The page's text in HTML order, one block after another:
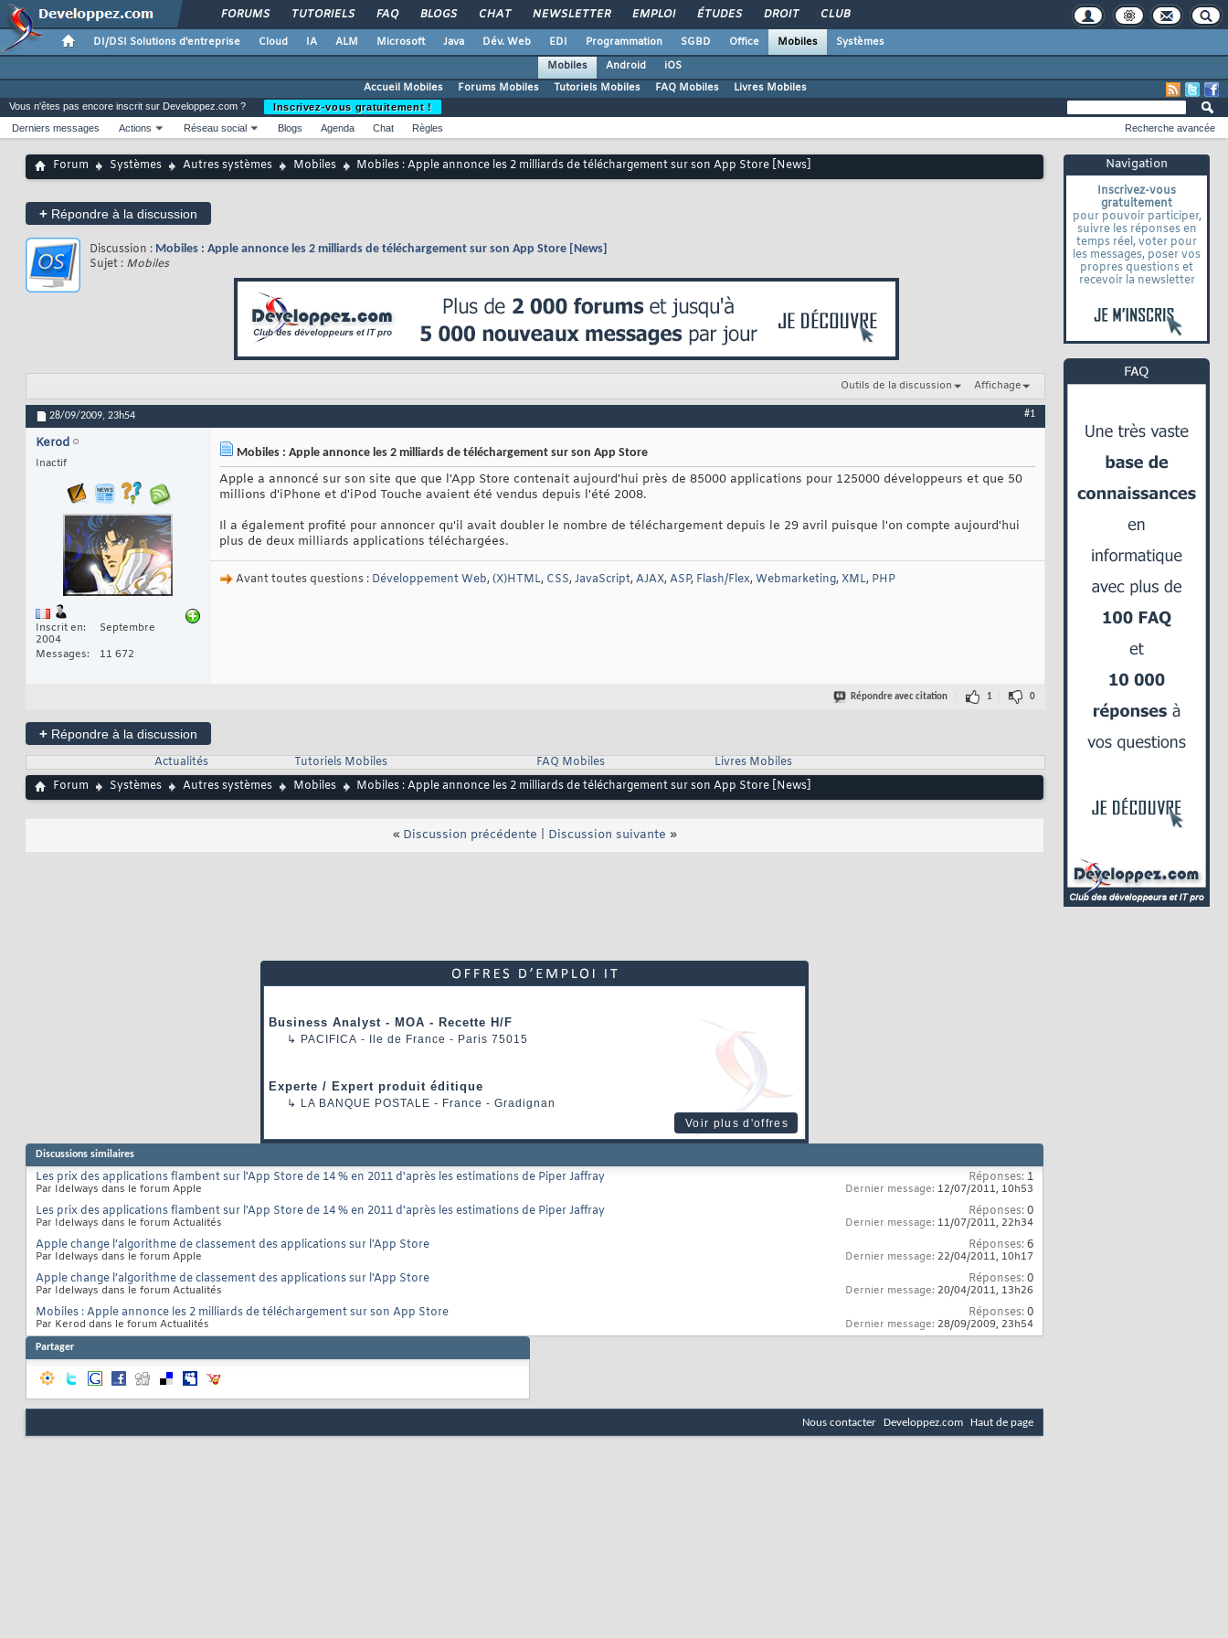
FORUMS TUTORIELS FAQ BLOGS CHAT NEWSLETTER EMPLOI ÉTUDES DROIT CLUB
DI/DSI Solutions d'entreprise Cloud IA ALM Microsoft Java Dév. Web EDI Programmation SGBD Office Mobiles
Systèmes
Mobiles
Android
iOS
Accueil Mobiles
Forums Mobiles Tutoriels Mobiles FAQ Mobiles Livres Mobiles
Navigation
Inscrivez-vous
gratuitement
pour pouvoir participer,
suivre les réponses en
temps réel, voter pour
les messages, poser vos
propres questions et
recevoir la newsletter
Vous n'êtes pas encore inscrit sur Developpez.com ?
Inscrivez-vous gratuitement !
Derniers messages
Actions Réseau social Blogs Agenda Chat Règles Recherche avancée
Forum Systèmes Autres systèmes Mobiles Mobiles : Apple annonce les 2 milliards de téléchargement sur son App Store [News]
+ Répondre à la discussion
Discussion : Mobiles : Apple annonce les 2 milliards de téléchargement sur son App Store [News]
Sujet : Mobiles
Outils de la discussion Affichage
28/09/2009, 23h54 #1
Kerod
Inactif
Inscrit en
Septembre
2004
Messages
11 672
Mobiles : Apple annonce les 2 milliards de téléchargement sur son App Store
Apple a annoncé sur son site que que l'App Store contenait aujourd'hui près de 85000 applications pour 125000 développeurs et que 50
millions d'iPhone et d'iPod Touche avaient été vendus depuis l'été 2008.
Il a également profité pour annoncer qu'il avait doubler le nombre de téléchargement depuis le 29 avril puisque l'on compte aujourd'hui
plus de deux milliards applications téléchargées.
Avant toutes questions : Développement Web, (X)HTML, CSS, JavaScript, AJAX, ASP, Flash/Flex, Webmarketing, XML, PHP
Répondre avec citation 1 0
+ Répondre à la discussion
Actualités
Tutoriels Mobiles FAQ Mobiles
Livres Mobiles
Forum
Systèmes Autres systèmes Mobiles Mobiles : Apple annonce les 2 milliards de téléchargement sur son App Store [News]
« Discussion précédente Discussion suivante »
Business Analyst - MOA - Recette H/F
↳ PACIFICA - Ile de France - Paris 75015
Experte / Expert produit éditique
↳ LA BANQUE POSTALE - France - Gradignan
Voir plus d'offres
Discussions similaires
Les prix des applications flambent sur l'App Store de 14 % en 2011 d'après les estimations de Piper Jaffray
Par Idelways dans le forum Apple
Réponses: 1
Dernier message: 12/07/2011, 10h53
Les prix des applications flambent sur l'App Store de 14 % en 2011 d'après les estimations de Piper Jaffray
Par Idelways dans le forum Actualités
Réponses:0
Dernier message: 11/07/2011, 22h34
Apple change l’algorithme de classement des applications sur l'App Store
Par Idelways dans le forum Apple
Réponses:6
Dernier message: 22/04/2011, 10h17
Apple change l’algorithme de classement des applications sur l'App Store
Par Idelways dans le forum Actualités
Réponses:0
Dernier message: 20/04/2011, 13h26
Mobiles : Apple annonce les 2 milliards de téléchargement sur son App Store
Par Kerod dans le forum Actualités
Réponses:0
Dernier message: 28/09/2009, 23h54
Partager
Nous contacter Developpez.com Haut de page